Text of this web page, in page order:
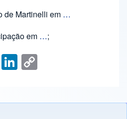
de Martinelli em …
em …;
W
h
Li
n
e y